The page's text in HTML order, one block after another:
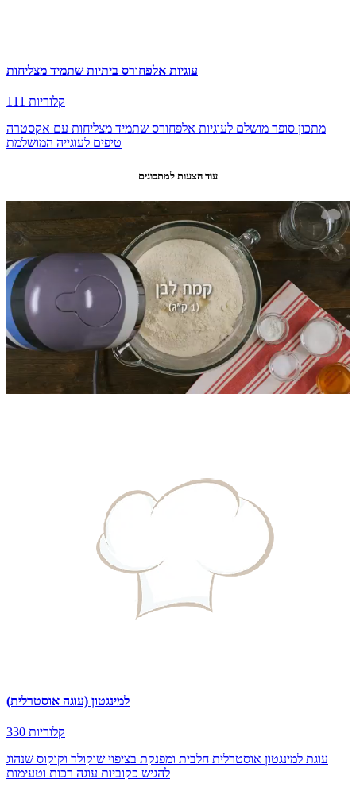
עוגיות אלפחורס ביתיות שתמיד מצליחות
111 קלוריות
מתכון סופר מושלם לעוגיות אלפחורס שתמיד מצליחות עם אקסטרה
טיפים לעוגייה המושלמת
עוד הצעות למתכונים
למינגטון (עוגה אוסטרלית)
330 קלוריות
עוגת למינגטון אוסטרלית חלבית ומפנקת בציפוי שוקולד וקוקוס שנהוג
להגיש כקוביות עוגה רכות וטעימות